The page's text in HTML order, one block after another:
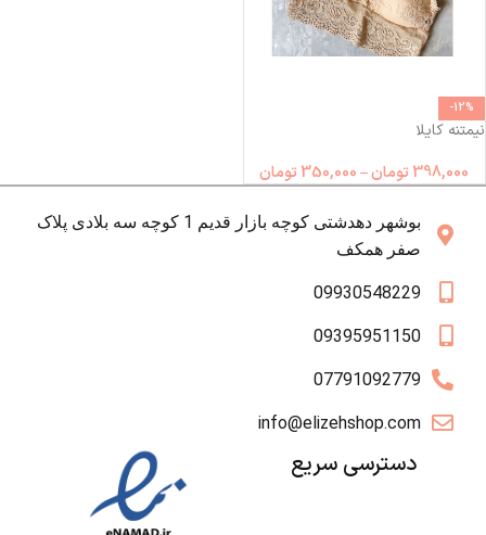
-12%
نیمتنه کایلا
398,000 تومان–
350,000 تومان
بوشهر دهدشتی کوچه بازار قدیم 1 کوچه سه بلادی پلاک
صفر همکف
09930548229
09395951150
07791092779
info@elizehshop.com
دسترسی سریع